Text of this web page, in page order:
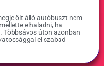
álló autóbuszt nem
elhaladni, ha
Többsávos úton azonban
el szabad